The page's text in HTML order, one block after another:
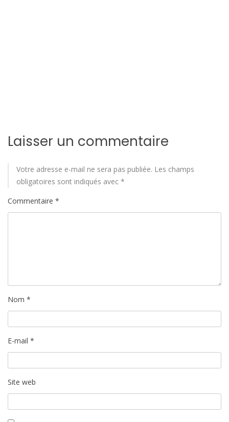
Laisser un commentaire
Votre adresse e-mail ne sera pas publiée. Les champs
obligatoires sont indiqués avec *
Commentaire *
Nom *
E-mail *
Site web